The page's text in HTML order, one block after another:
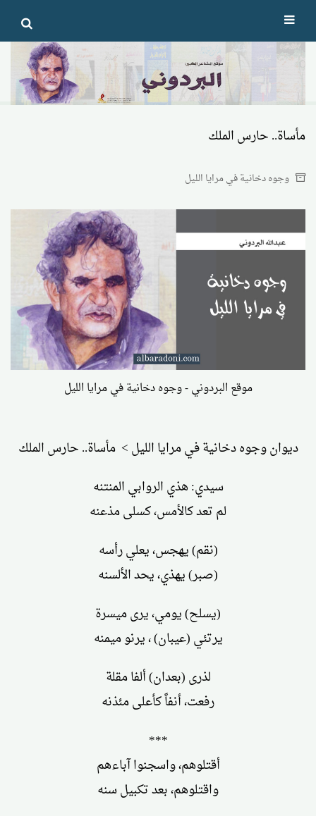
Skip
to
content
مأساة.. حارس الملك
وجوه دخانية في مرايا الليل
موقع البردوني - وجوه دخانية في مرايا الليل
ديوان وجوه دخانية في مرايا الليل > مأساة.. حارس الملك
سيدي: هذي الروابي المنتنه
لم تعد كالأمس، كسلى مذعنه
(نقم) يهجس، يعلي رأسه
(صبر) يهذي، يحد الألسنه
(يسلح) يومي، يرى ميسرة
يرتئي (عيبان) ، يرنو ميمنه
لذرى (بعدان) ألفا مقلة
رفعت، أنفاً كأعلى مئذنه
***
أقتلوهم، واسجنوا آباءهم
واقتلوهم، بعد تكبيل سنه